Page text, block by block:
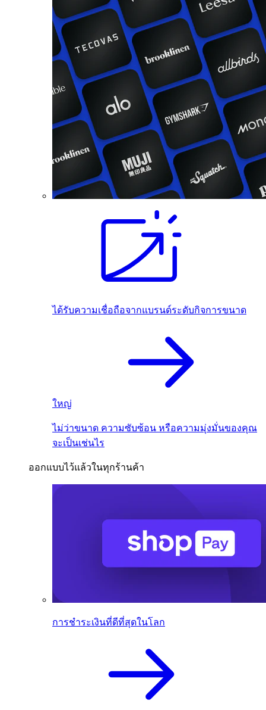
ได้รับความเชื่อถือจากแบรนด์ระดับกิจการขนาด
ใหญ่
ไม่ว่าขนาด ความซับซ้อน หรือความมุ่งมั่นของคุณ
จะเป็นเช่นไร
ออกแบบไว้แล้วในทุกร้านค้า
การชำระเงินที่ดีที่สุดในโลก